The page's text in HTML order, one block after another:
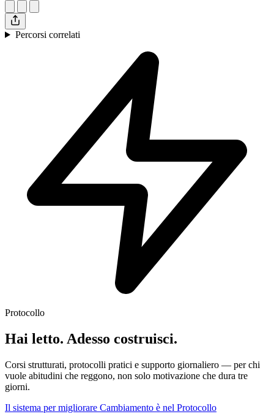
Percorsi correlati
Protocollo
Hai letto. Adesso costruisci.
Corsi strutturati, protocolli pratici e supporto giornaliero — per chi
vuole abitudini che reggono, non solo motivazione che dura tre
giorni.
Il sistema per migliorare Cambiamento è nel Protocollo